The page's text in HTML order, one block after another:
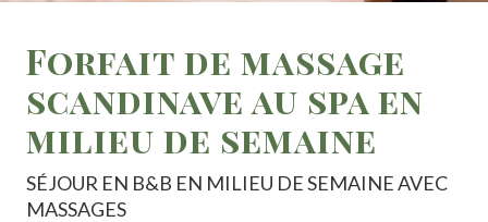
Forfait de massage
scandinave au spa en
milieu de semaine
SÉJOUR EN B&B EN MILIEU DE SEMAINE AVEC
MASSAGES